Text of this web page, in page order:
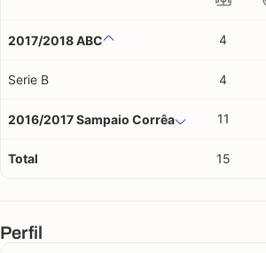
2017/2018 ABC 4
Serie B 4
2016/2017 Sampaio Corrêa 11
Total 15
Perfil